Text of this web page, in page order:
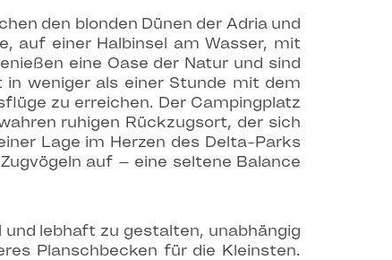
den blonden Dünen der Adria und
auf einer Halbinsel am Wasser, mit
eine Oase der Natur und sind
weniger als einer Stunde mit dem
zu erreichen. Der Campingplatz
ruhigen Rückzugsort, der sich
Lage im Herzen des Delta-Parks
auf – eine seltene Balance
lebhaft zu gestalten, unabhängig
Planschbecken für die Kleinsten.